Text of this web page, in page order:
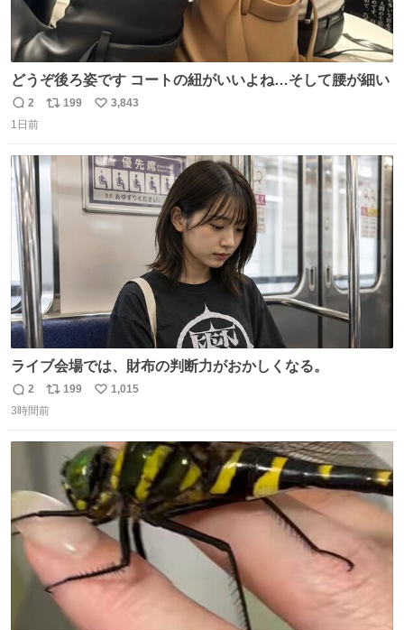
どうぞ後ろ姿です コートの紐がいいよね…そして腰が細い
返
信
2
リ
ト
199
い
数
3,843
1日前
ライブ会場では、財布の判断力がおかしくなる。
返
信
2
リ
ポ
199
い
数
1,015
3時間前